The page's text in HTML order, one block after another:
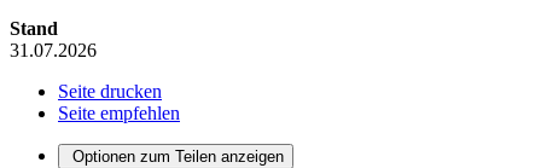
Stand
31.07.2026
Seite drucken
Seite empfehlen
Optionen zum Teilen anzeigen